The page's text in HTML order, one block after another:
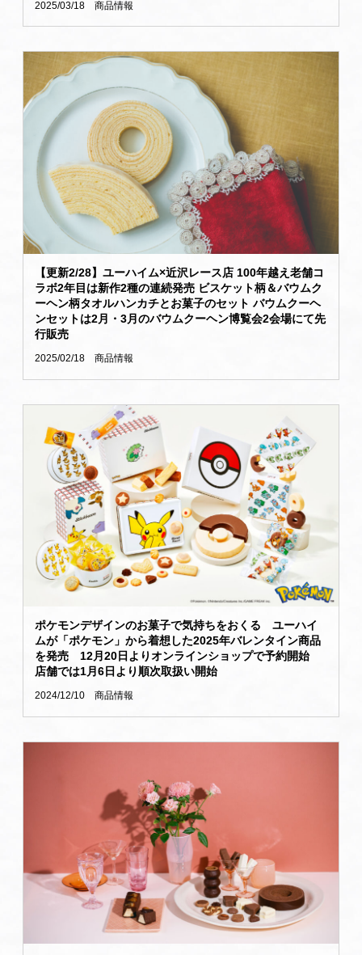
2025/03/18 商品情報
【更新2/28】ユーハイム×近沢レース店 100年越え老舗コ
ラボ2年目は新作2種の連続発売 ビスケット柄＆バウムク
ーヘン柄タオルハンカチとお菓子のセット バウムクーヘ
ンセットは2月・3月のバウムクーヘン博覧会2会場にて先
行販売
2025/02/18 商品情報
ポケモンデザインのお菓子で気持ちをおくる ユーハイ
ムが「ポケモン」から着想した2025年バレンタイン商品
を発売 12月20日よりオンラインショップで予約開始
店舗では1月6日より順次取扱い開始
2024/12/10 商品情報